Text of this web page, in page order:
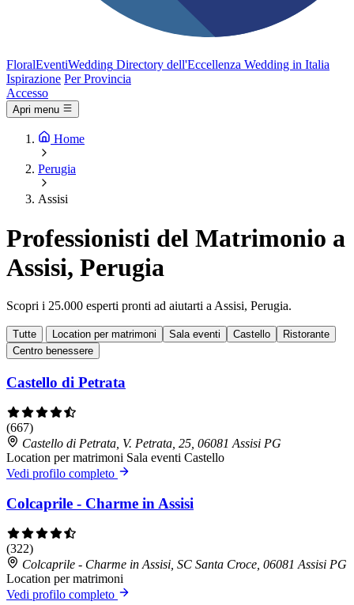
FloralEventiWedding Directory dell'Eccellenza Wedding in Italia
Ispirazione Per Provincia
Accesso
Apri menu
Home
Perugia
Assisi
Professionisti del Matrimonio a
Assisi, Perugia
Scopri i 25.000 esperti pronti ad aiutarti a Assisi, Perugia.
Tutte Location per matrimoni Sala eventi Castello
Ristorante
Centro benessere
Castello di Petrata
(667)
Castello di Petrata, V. Petrata, 25, 06081 Assisi PG
Location per matrimoni Sala eventi Castello
Vedi profilo completo
Colcaprile - Charme in Assisi
(322)
Colcaprile - Charme in Assisi, SC Santa Croce, 06081 Assisi PG
Location per matrimoni
Vedi profilo completo